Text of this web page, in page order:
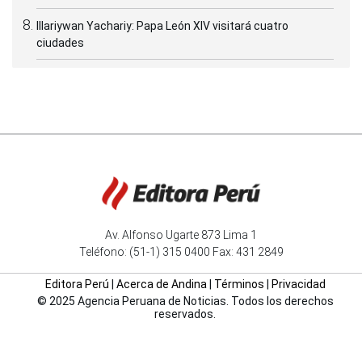
Illariywan Yachariy: Papa León XIV visitará cuatro
ciudades
Av. Alfonso Ugarte 873 Lima 1
Teléfono: (51-1) 315 0400 Fax: 431 2849
Editora Perú Acerca de Andina| Términos
Privacidad
© 2025 Agencia Peruana de Noticias. Todos los derechos
reservados.